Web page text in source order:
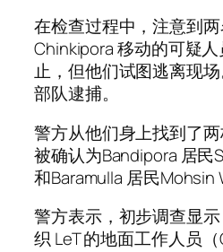
在检查过程中，注意到
Chinkipora 移动的可疑
止，但他们试图逃离现
部队逮捕。
警方从他们身上找到了
被确认为Bandipora 居民
和Baramulla 居民Mohsin
警方表示，初步调查显
织 LeT 的地面工作人员